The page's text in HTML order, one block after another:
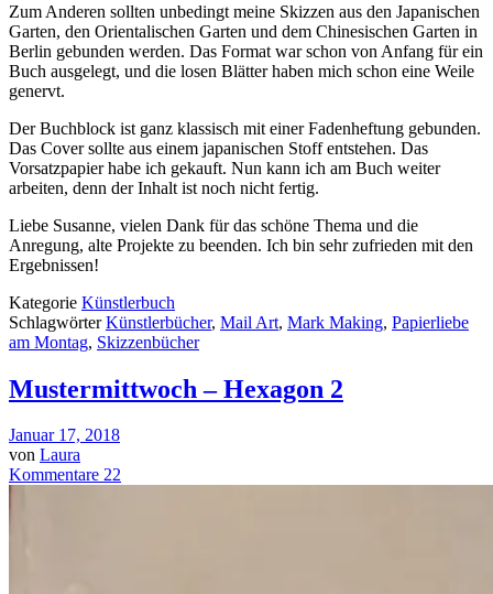
Zum Anderen sollten unbedingt meine Skizzen aus den Japanischen
Garten, den Orientalischen Garten und dem Chinesischen Garten in
Berlin gebunden werden. Das Format war schon von Anfang für ein
Buch ausgelegt, und die losen Blätter haben mich schon eine Weile
genervt.
Der Buchblock ist ganz klassisch mit einer Fadenheftung gebunden.
Das Cover sollte aus einem japanischen Stoff entstehen. Das
Vorsatzpapier habe ich gekauft. Nun kann ich am Buch weiter
arbeiten, denn der Inhalt ist noch nicht fertig.
Liebe Susanne, vielen Dank für das schöne Thema und die
Anregung, alte Projekte zu beenden. Ich bin sehr zufrieden mit den
Ergebnissen!
Kategorie Künstlerbuch
SchlagwörterKünstlerbücher, Mail Art, Mark Making, Papierliebe
am Montag, Skizzenbücher
Mustermittwoch – Hexagon 2
Januar 17, 2018
von Laura
Kommentare 22